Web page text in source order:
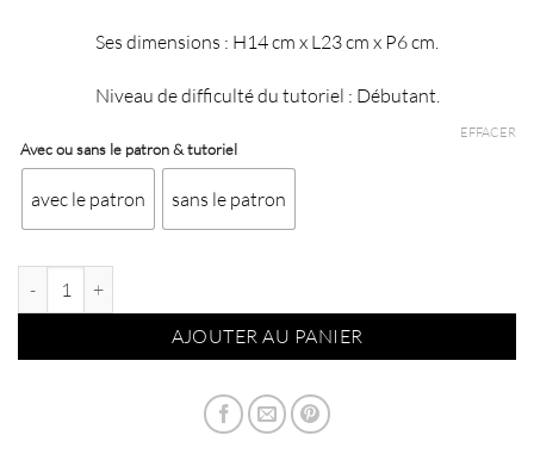
Ses dimensions : H14 cm x L23 cm x P6 cm.
Niveau de difficulté du tutoriel : Débutant.
Avec ou sans le patron & tutoriel
avec le patron sans le patron
EFFACER
AJOUTER AU PANIER